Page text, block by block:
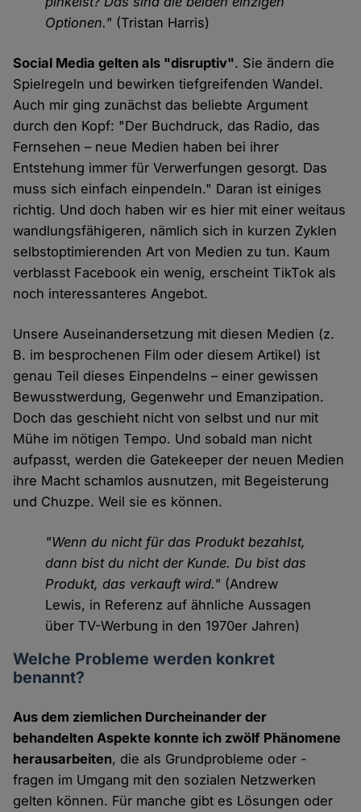
Optionen." (Tristan Harris)
Social Media gelten als "disruptiv". Sie ändern die
Spielregeln und bewirken tiefgreifenden Wandel.
Auch mir ging zunächst das beliebte Argument
durch den Kopf: "Der Buchdruck, das Radio, das
Fernsehen – neue Medien haben bei ihrer
Entstehung immer für Verwerfungen gesorgt. Das
muss sich einfach einpendeln." Daran ist einiges
richtig. Und doch haben wir es hier mit einer weitaus
wandlungsfähigeren, nämlich sich in kurzen Zyklen
selbstoptimierenden Art von Medien zu tun. Kaum
verblasst Facebook ein wenig, erscheint TikTok als
noch interessanteres Angebot.
Unsere Auseinandersetzung mit diesen Medien (z.
B. im besprochenen Film oder diesem Artikel) ist
genau Teil dieses Einpendelns – einer gewissen
Bewusstwerdung, Gegenwehr und Emanzipation.
Doch das geschieht nicht von selbst und nur mit
Mühe im nötigen Tempo. Und sobald man nicht
aufpasst, werden die Gatekeeper der neuen Medien
ihre Macht schamlos ausnutzen, mit Begeisterung
und Chuzpe. Weil sie es können.
"Wenn du nicht für das Produkt bezahlst,
dann bist du nicht der Kunde. Du bist das
Produkt, das verkauft wird." (Andrew
Lewis, in Referenz auf ähnliche Aussagen
über TV-Werbung in den 1970er Jahren)
Welche Probleme werden konkret
benannt?
Aus dem ziemlichen Durcheinander der
behandelten Aspekte konnte ich zwölf Phänomene
herausarbeiten, die als Grundprobleme oder -
fragen im Umgang mit den sozialen Netzwerken
gelten können. Für manche gibt es Lösungen oder